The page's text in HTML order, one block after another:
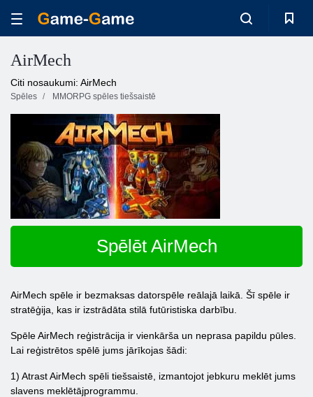
AirMech
Citi nosaukumi: AirMech
Spēles MMORPG spēles tiešsaistē
Spēlēt AirMech
AirMech spēle ir bezmaksas datorspēle reālajā laikā. Šī spēle ir
stratēģija, kas ir izstrādāta stilā futūristiska darbību.
Spēle AirMech reģistrācija ir vienkārša un neprasa papildu pūles.
Lai reģistrētos spēlē jums jārīkojas šādi:
1) Atrast AirMech spēli tiešsaistē, izmantojot jebkuru meklēt jums
slavens meklētājprogrammu.